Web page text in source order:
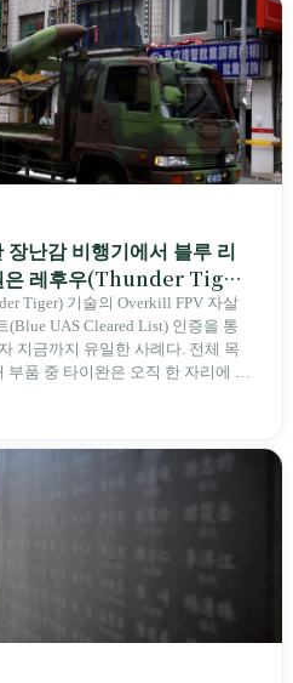
난감 비행기에서 블루 리
은 레후우(Thunder Tiger)
Tiger) 기술의 Overkill FPV 자살
UAS Cleared List) 인증을 통
지금까지 유일한 사례다. 전체 목
부품 중 타이완은 오직 한 자리에 불
속 상원의원 4명이 《타이완을 위
무 느려 미국 스스로가 입법을 통해
이완에서 46년간 원격 조종 장난감
하이오주에 두 번째 공장을 건설할